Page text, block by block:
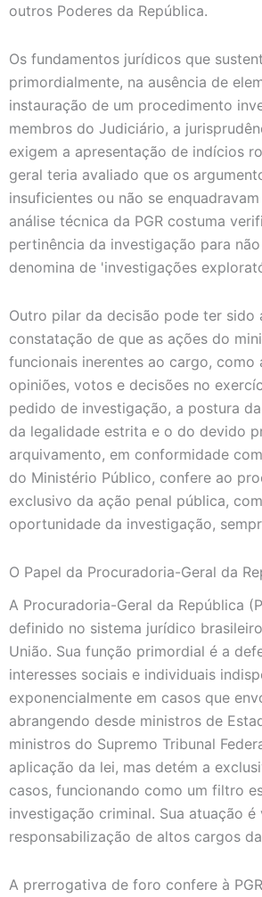
outros Poderes da República.
Os fundamentos jurídicos que
primordialmente, na ausência de
instauração de um procedimento
membros do Judiciário, a
exigem a apresentação de indícios
geral teria avaliado que os
insuficientes ou não se
análise técnica da PGR costuma
pertinência da investigação para
denomina de 'investigações
Outro pilar da decisão pode ter
constatação de que as ações do
funcionais inerentes ao cargo,
opiniões, votos e decisões no
pedido de investigação, a postura
da legalidade estrita e o do devido
arquivamento, em conformidade
do Ministério Público, confere ao
exclusivo da ação penal pública,
oportunidade da investigação,
O Papel da Procuradoria-Geral da
A Procuradoria-Geral da República
definido no sistema jurídico
União. Sua função primordial é a
interesses sociais e individuais
exponencialmente em casos que
abrangendo desde ministros de
ministros do Supremo Tribunal
aplicação da lei, mas detém a
casos, funcionando como um filtro
investigação criminal. Sua atuação
responsabilização de altos cargos
A prerrogativa de foro confere à